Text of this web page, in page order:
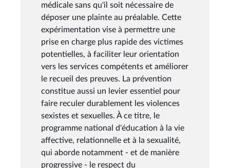
médicale sans qu'il soit nécessaire de
déposer une plainte au préalable. Cette
expérimentation vise à permettre une
prise en charge plus rapide des victimes
potentielles, à faciliter leur orientation
vers les services compétents et améliorer
le recueil des preuves. La prévention
constitue aussi un levier essentiel pour
faire reculer durablement les violences
sexistes et sexuelles. À ce titre, le
programme national d'éducation à la vie
affective, relationnelle et à la sexualité,
qui aborde notamment - et de manière
progressive - le respect du